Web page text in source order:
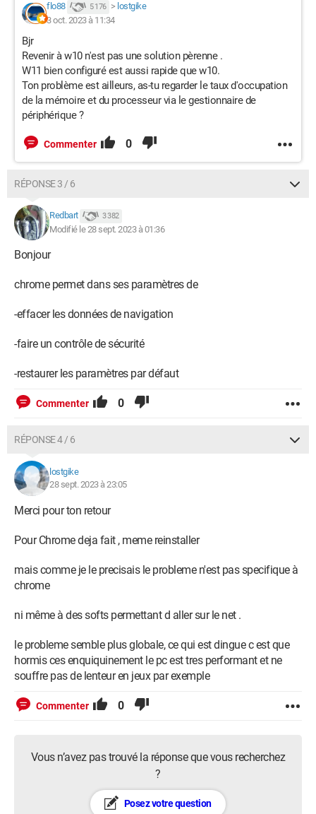
flo88 5 176 > lostgike
3 oct. 2023 à 11:34
Bjr
Revenir à w10 n'est pas une solution pèrenne .
W11 bien configuré est aussi rapide que w10.
Ton problème est ailleurs, as-tu regarder le taux d'occupation
de la mémoire et du processeur via le gestionnaire de
périphérique ?
Commenter 0
RÉPONSE 3 / 6
Redbart 3 382
Modifié le 28 sept. 2023 à 01:36
Bonjour
chrome permet dans ses paramètres de
-effacer les données de navigation
-faire un contrôle de sécurité
-restaurer les paramètres par défaut
Commenter 0
RÉPONSE 4 / 6
lostgike
28 sept. 2023 à 23:05
Merci pour ton retour
Pour Chrome deja fait , meme reinstaller
mais comme je le precisais le probleme n'est pas specifique à
chrome
ni même à des softs permettant d aller sur le net .
le probleme semble plus globale, ce qui est dingue c est que
hormis ces enquiquinement le pc est tres performant et ne
souffre pas de lenteur en jeux par exemple
Commenter 0
Vous n’avez pas trouvé la réponse que vous recherchez
?
Posez votre question